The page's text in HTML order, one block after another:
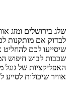
שלג בירושלים ומזג
לבדוק אם מותקנות
שיסייעו לכם
שכבות לבוש
האפליקציות של גוגל
אוויר שיכולות